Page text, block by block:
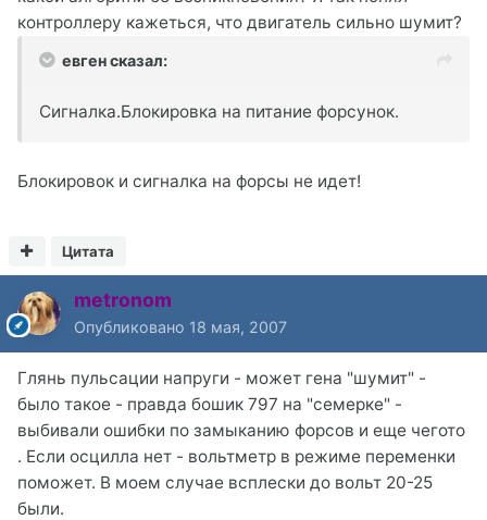
контроллеру кажеться, что двигатель сильно шумит?
евген сказал:
Сигналка.Блокировка на питание форсунок.
Блокировок и сигналка на форсы не идет!
Цитата
metronom
Опубликовано 18 мая, 2007
Глянь пульсации напруги - может гена "шумит" -
было такое - правда бошик 797 на "семерке" -
выбивали ошибки по замыканию форсов и еще чегото
. Если осцилла нет - вольтметр в режиме переменки
поможет. В моем случае всплески до вольт 20-25
были.